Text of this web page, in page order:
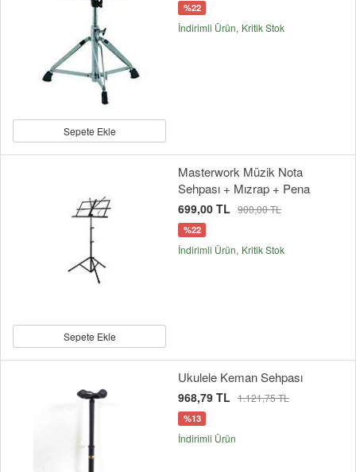
Sepete Ekle
%22
İndirimli Ürün Kritik Stok
Sepete Ekle
Masterwork Müzik Nota
Sehpası + Mızrap + Pena
699,00 TL 900,00 TL
%22
İndirimli Ürün Kritik Stok
Ukulele Keman Sehpası
968,79 TL 1.121,75 TL
%13
İndirimli Ürün